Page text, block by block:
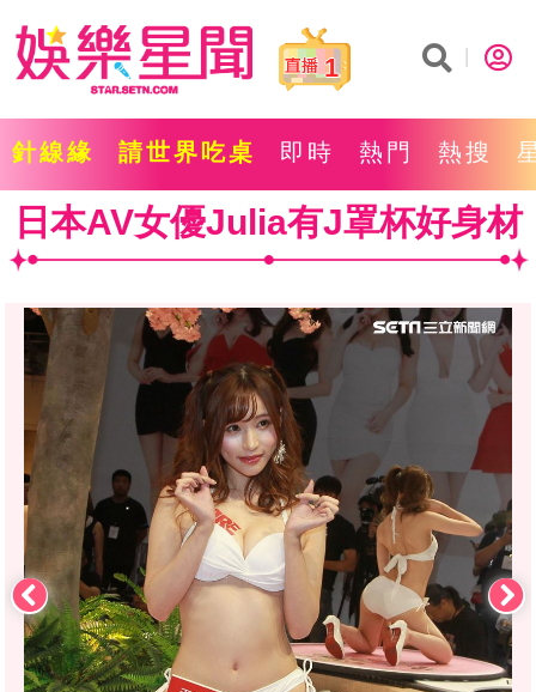
1
針線緣 請世界吃桌 即時 熱門 熱搜
日本AV女優Julia有J罩杯好身材